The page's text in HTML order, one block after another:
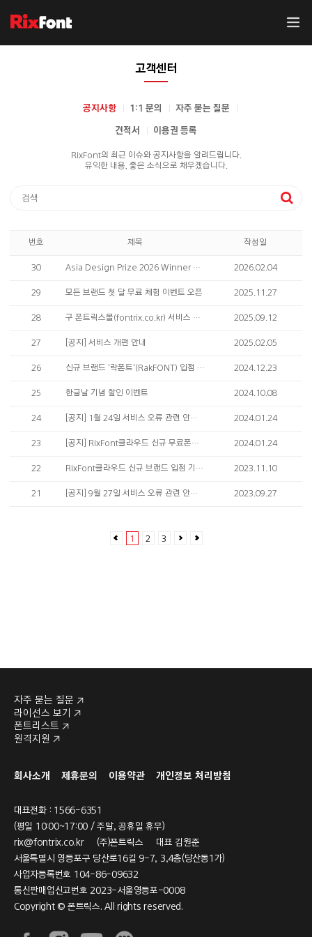
고객센터
공지사항 1:1 문의 자주 묻는 질문
견적서 이용권 등록
RixFont의 최근 이슈와 공지사항을 알려드립니다.
유익한 내용, 좋은 소식으로 채우겠습니다.
번호 제목 작성일
30 Asia Design Prize 2026 Winner 수상 소식 안내 2026.02.04
29 모든 브랜드 첫 달 무료 체험 이벤트 오픈 2025.11.27
28 구 폰트릭스몰(fontrix.co.kr) 서비스 지원 종료 안내 2025.09.12
27 [공지] 서비스 개편 안내 2025.02.05
26 신규 브랜드 '락폰트'(RakFONT) 입점 기념 체험 이벤트 2024.12.23
25 한글날 기념 할인 이벤트 2024.10.08
24 [공지] 1월 24일 서비스 오류 관련 안내 드립니다. 2024.01.24
23 [공지] RixFont클라우드 신규 무료폰트 추가 안내 2024.01.24
22 RixFont클라우드 신규 브랜드 입점 기념 브랜드 페스티벌 2023.11.10
21 [공지] 9월 27일 서비스 오류 관련 안내 드립니다. 2023.09.27
1 2 3
자주 묻는 질문
라이선스 보기
폰트리스트
원격지원
회사소개 제휴문의 이용약관 개인정보 처리방침
대표전화 : 1566-6351
(평일 10:00~17:00 / 주말, 공휴일 휴무)
rix@fontrix.co.kr(주)폰트릭스 대표 김원준
서울특별시 영등포구 당산로16길 9-7, 3,4층(당산동1가)
사업자등록번호 104-86-09632
통신판매업신고번호 2023-서울영등포-0008
Copyright © 폰트릭스. All rights reserved.